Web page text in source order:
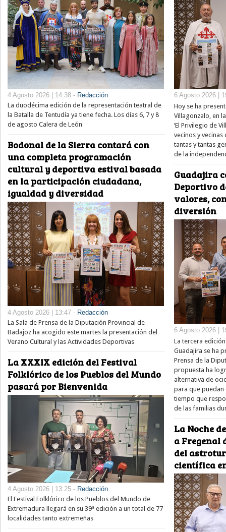
4 Agosto 2026 | 14:38 - Redacción
La duodécima edición de la representación teatral de
la Batalla de Tentudía ya tiene fecha. Los días 6, 7 y 8
de agosto Calera de León
Bodonal de la Sierra contará con
una completa programación
cultural y deportiva estival basada
en la participación ciudadana,
igualdad y diversidad
4 Agosto 2026 | 13:47 - Redacción
La Sala de Prensa de la Diputación Provincial de
Badajoz ha acogido este martes la presentación del
Verano Cultural y las Actividades Deportivas
La XXXIX edición del Festival
Folklórico de los Pueblos del Mundo
pasará por Bienvenida
4 Agosto 2026 | 13:25 - Redacción
El Festival Folklórico de los Pueblos del Mundo de
Extremadura llegará en su 39ª edición a un total de 77
localidades tanto extremeñas
6 Agosto 2026 |
Hoy se ha
Villagonzalo, en
‘El Privilegio de
vecinos y
tantas y tantas
de la
Guadajira
Deportivo
valores,
diversión
6 Agosto 2026 |
La tercera
Guadajira se ha
Prensa de la
propuesta ha
alternativa de
para que puedan
tiempo que
de las familias
La Noche
a Fregenal
del
científica